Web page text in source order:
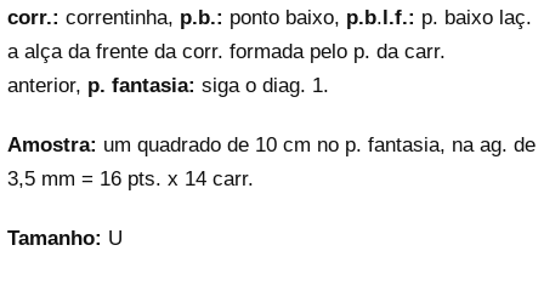
corr.: correntinha, p.b.: ponto baixo, p.b.l.f.: p. baixo laç.
a alça da frente da corr. formada pelo p. da carr.
anterior, p. fantasia: siga o diag. 1.
Amostra: um quadrado de 10 cm no p. fantasia, na ag. de
3,5 mm = 16 pts. x 14 carr.
Tamanho: U